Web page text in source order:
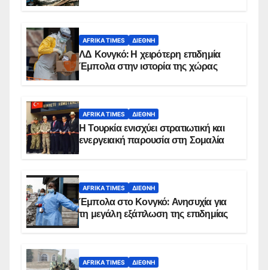
AFRIKA TIMES ΔΙΕΘΝΉ
ΛΔ Κονγκό: Η χειρότερη επιδημία
Έμπολα στην ιστορία της χώρας
AFRIKA TIMES ΔΙΕΘΝΉ
Η Τουρκία ενισχύει στρατιωτική και
ενεργειακή παρουσία στη Σομαλία
AFRIKA TIMES ΔΙΕΘΝΉ
Έμπολα στο Κονγκό: Ανησυχία για
τη μεγάλη εξάπλωση της επιδημίας
AFRIKA TIMES ΔΙΕΘΝΉ